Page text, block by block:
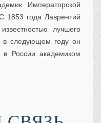
Императорской
1853 года Лаврентий
лучшего
в следующем году он
России академиком